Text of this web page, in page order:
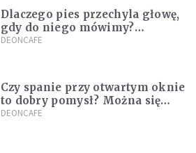
Dlaczego pies przechyla głowę,
gdy do niego mówimy?
Weterynarz wyjaśnia
DEONCAFE
Czy spanie przy otwartym oknie
to dobry pomysł? Można się
zdziwić, co mówią o tym
DEONCAFE